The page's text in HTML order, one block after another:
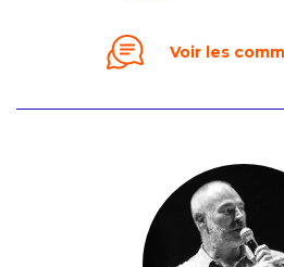
Voir les